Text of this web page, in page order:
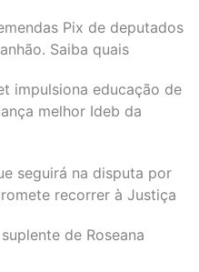
Pix de deputados
Saiba quais
impulsiona educação de
melhor Ideb da
seguirá na disputa por
recorrer à Justiça
de Roseana